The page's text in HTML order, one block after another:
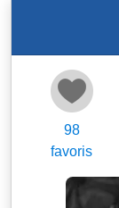
98
favoris